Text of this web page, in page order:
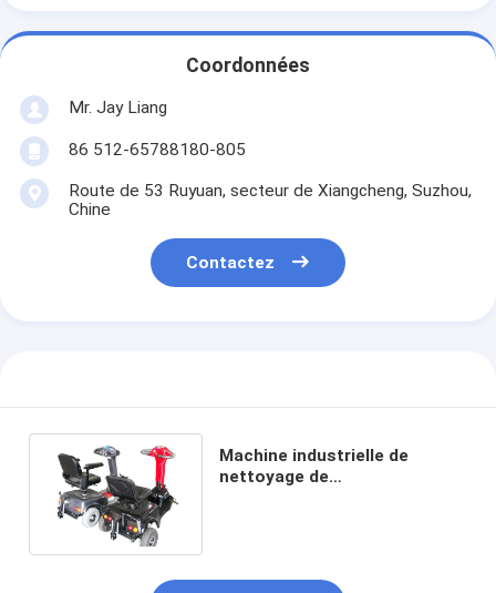
Coordonnées
Mr. Jay Liang
86 512-65788180-805
Route de 53 Ruyuan, secteur de Xiangcheng, Suzhou,
Chine
Contactez
Machine industrielle de
nettoyage de